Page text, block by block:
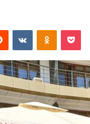
Reddit VKontakte